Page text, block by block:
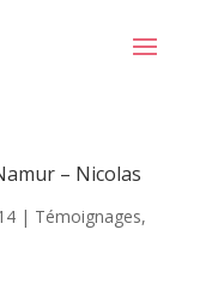
– Nicolas
| Témoignages,